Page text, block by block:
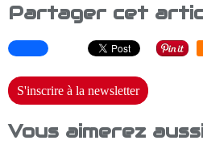
Partager cet
S'inscrire à la newsletter
Vous aimerez